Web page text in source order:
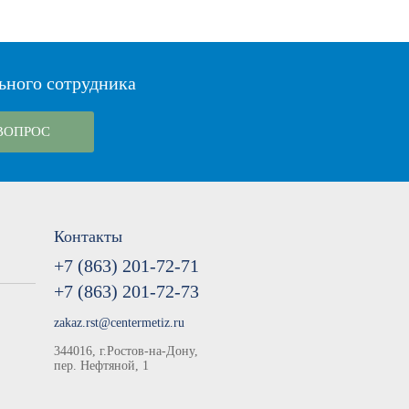
сотрудника
Контакты
+7 (863) 201-72-71
+7 (863) 201-72-73
zakaz.rst@centermetiz.ru
344016, г.Ростов-на-Дону,
пер. Нефтяной, 1